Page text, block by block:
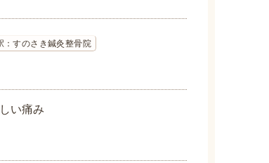
：すのさき鍼灸整骨院
い痛み